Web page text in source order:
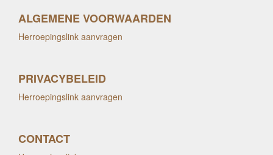
ALGEMENE VOORWAARDEN
Herroepingslink aanvragen
PRIVACYBELEID
Herroepingslink aanvragen
CONTACT